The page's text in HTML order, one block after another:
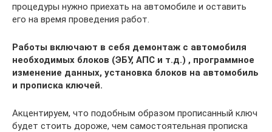
процедуры нужно приехать на автомобиле и оставить
его на время проведения работ.
Работы включают в себя демонтаж с автомобиля
необходимых блоков (ЭБУ, АПС и т.д.) , программное
изменение данных, установка блоков на автомобиль
и прописка ключей.
Акцентируем, что подобным образом прописанный ключ
будет стоить дороже, чем самостоятельная прописка